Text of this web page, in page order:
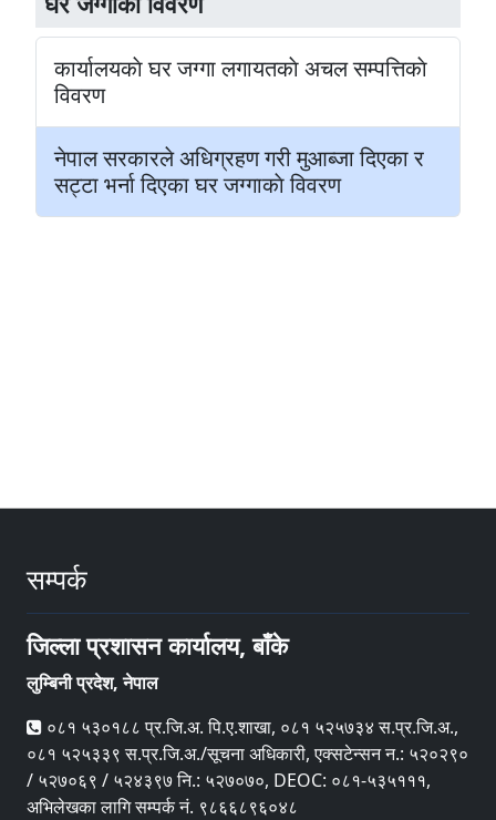
कार्यालयकाे घर जग्गा लगायतकाे अचल सम्पत्तिकाे
विवरण
नेपाल सरकारले अधिग्रहण गरी मुआब्जा दिएका र
सट्टा भर्ना दिएका घर जग्गाकाे विवरण
सम्पर्क
जिल्ला प्रशासन कार्यालय, बाँके
लुम्बिनी प्रदेश, नेपाल
०८१ ५३०१८८ प्र.जि.अ. पि‍.ए.शाखा, ०८१ ५२५७३४ स.प्र.जि.अ.,
०८१ ५२५३३९ स.प्र.जि.अ./सूचना अधिकारी, एक्सटेन्सन न.: ५२०२९०
/ ५२७०६९ / ५२४३९७ नि.: ५२७०७०, DEOC: ०८१-५३५१११,
अभिलेखका लागि सम्पर्क नं. ९८६६८९६०४८